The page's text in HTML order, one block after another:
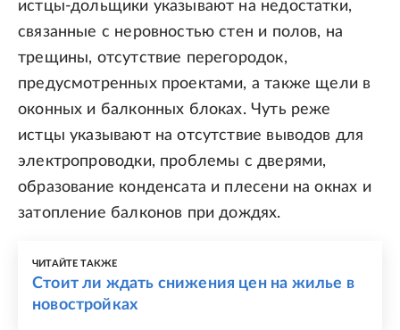
истцы-дольщики указывают на недостатки,
связанные с неровностью стен и полов, на
трещины, отсутствие перегородок,
предусмотренных проектами, а также щели в
оконных и балконных блоках. Чуть реже
истцы указывают на отсутствие выводов для
электропроводки, проблемы с дверями,
образование конденсата и плесени на окнах и
затопление балконов при дождях.
ЧИТАЙТЕ ТАКЖЕ
Стоит ли ждать снижения цен на жилье в
новостройках